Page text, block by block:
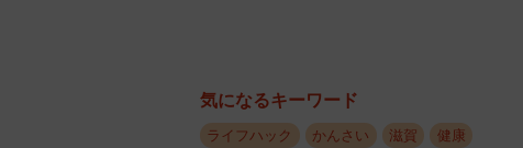
―。子宮の全摘手術を受け、抗がん剤治
気になるキーワード
ライフハック かんさい 滋賀 健康